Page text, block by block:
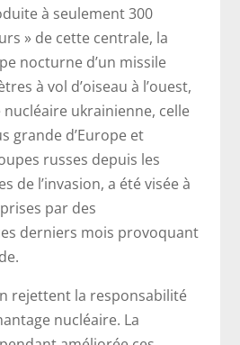
à seulement 300
» de cette centrale, la
nocturne d’un missile
à vol d’oiseau à l’ouest,
ukrainienne, celle
grande d’Europe et
russes depuis les
de l’invasion, a été visée à
par des
derniers mois provoquant
rejettent la responsabilité
nucléaire. La